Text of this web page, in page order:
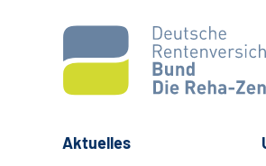
Aktuelles